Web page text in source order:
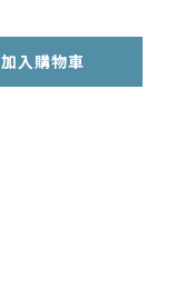
加入購物車